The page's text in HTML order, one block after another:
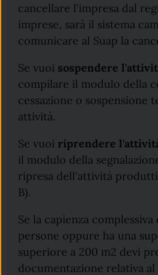
cancellare l'impresa dal
imprese, sarà il sistema
comunicare al Suap la
Se vuoi sospendere
compilare il modulo della
cessazione o sospensione
attività.
Se vuoi riprendere
il modulo della
ripresa dell'attività
B).
Se la capienza
persone oppure ha una
superiore a 200 m2 devi
documentazione relativa